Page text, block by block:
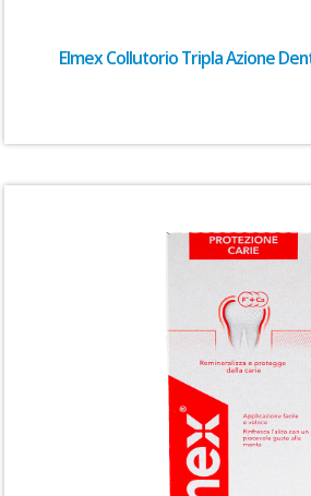
Elmex Collutorio Tripla Azione